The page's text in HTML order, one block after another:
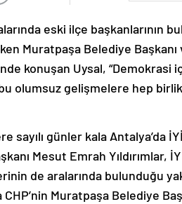
eski ilçe başkanlarının
Muratpaşa Belediye
konuşan Uysal,
olumsuz gelişmelere hep
sayılı günler kala Antalya’da
Mesut Emrah
de aralarında bulunduğu
CHP’nin Muratpaşa Belediye